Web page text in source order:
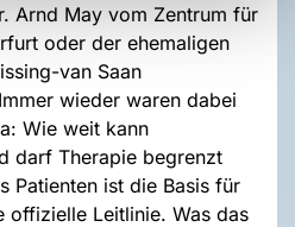
Arnd May vom Zentrum für
oder der ehemaligen
van Saan
wieder waren dabei
Wie weit kann
darf Therapie begrenzt
Patienten ist die Basis für
offizielle Leitlinie. Was das